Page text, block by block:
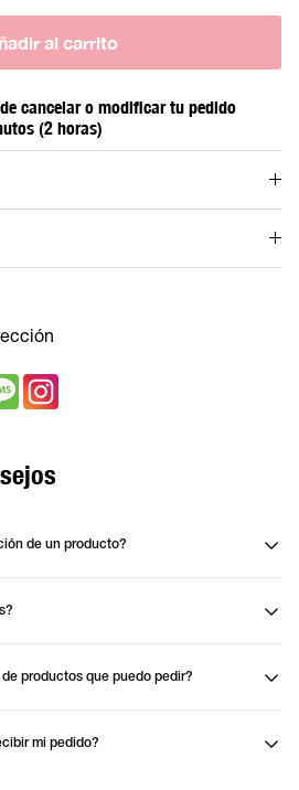
al carrito
cancelar o modificar tu pedido
(2 horas)
Message
de un producto?
productos que puedo pedir?
mi pedido?